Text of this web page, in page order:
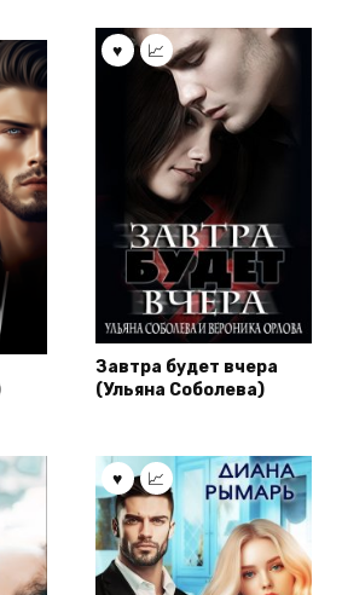
Завтра будет вчера
(Ульяна Соболева)